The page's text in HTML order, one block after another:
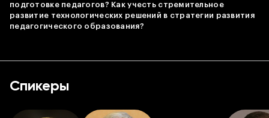
подготовке педагогов? Как учесть стремительное
развитие технологических решений в стратегии развития
педагогического образования?
Спикеры